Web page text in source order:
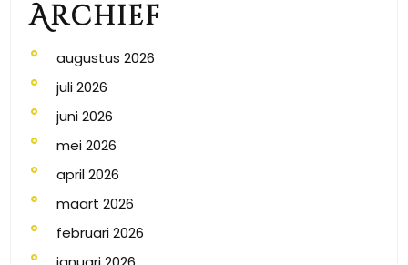
Archief
augustus 2026
juli 2026
juni 2026
mei 2026
april 2026
maart 2026
februari 2026